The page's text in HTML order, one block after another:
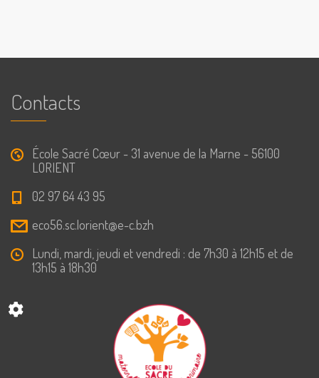
Contacts
École Sacré Cœur - 31 avenue de la Marne - 56100
LORIENT
02 97 64 43 95
eco56.sc.lorient@e-c.bzh
Lundi, mardi, jeudi et vendredi : de 7h30 à 12h15 et de
13h15 à 18h30